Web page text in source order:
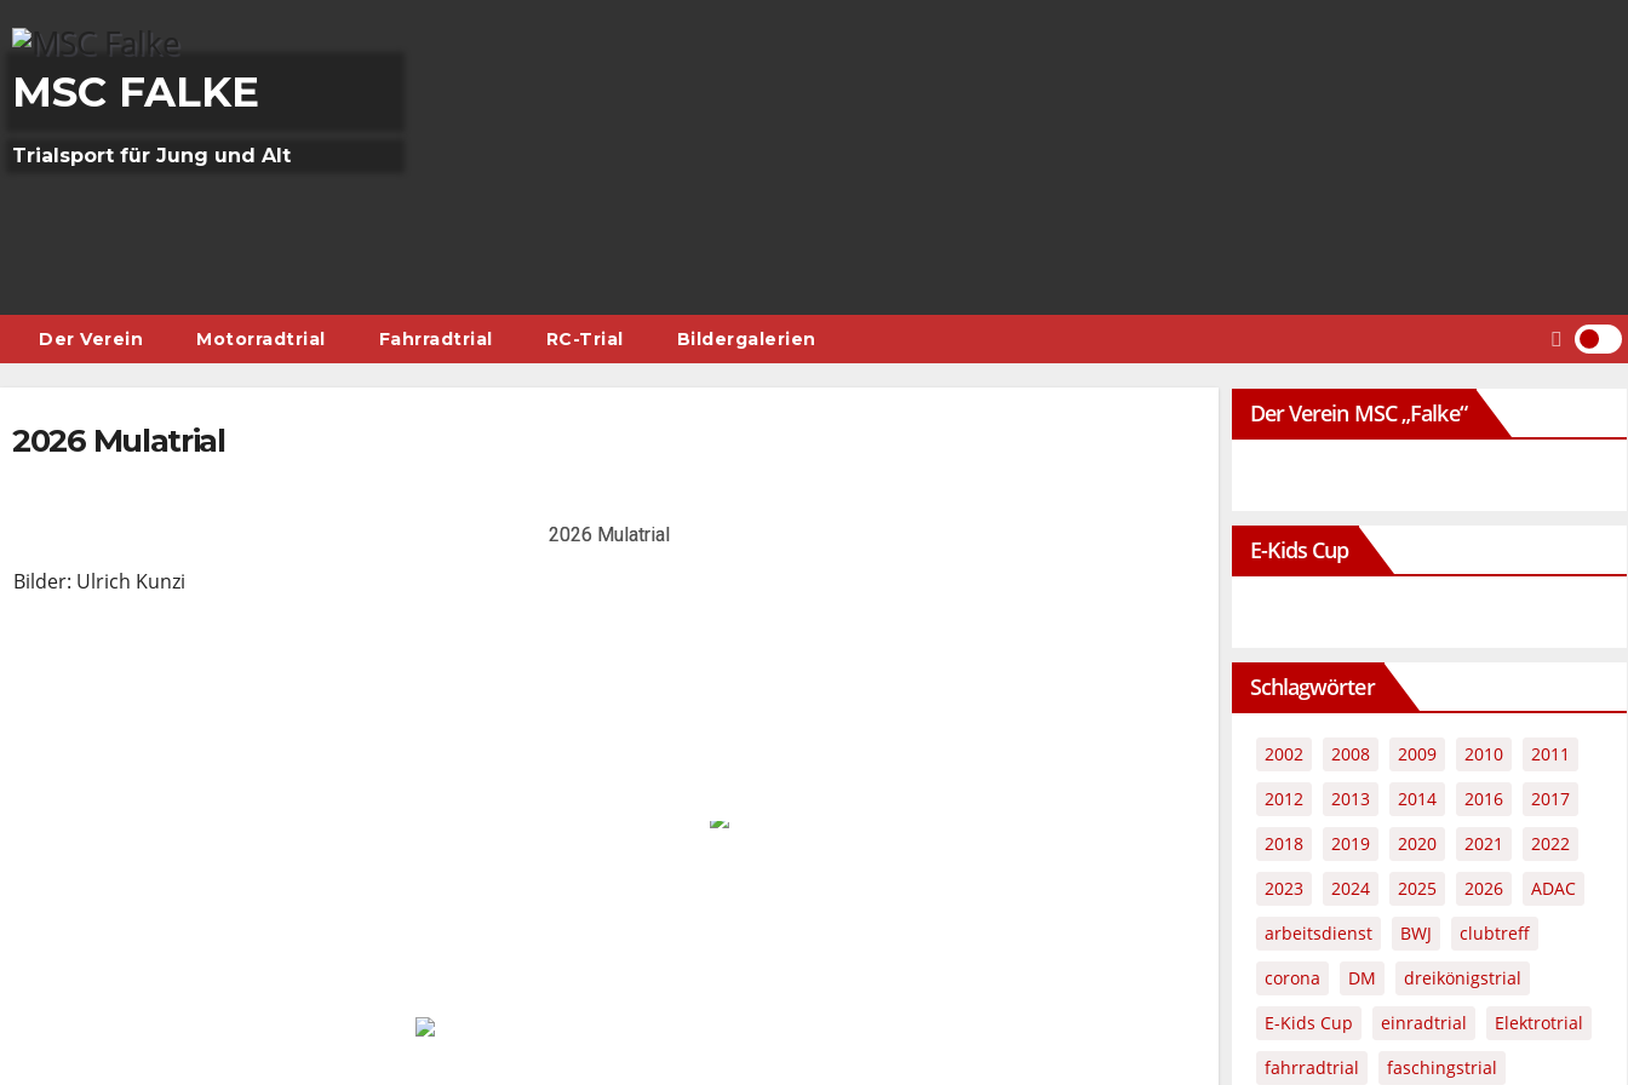
to
content
MSC FALKE
Trialsport für Jung und Alt
Der Verein Motorradtrial Fahrradtrial RC-Trial Bildergalerien
2026 Mulatrial
2026 Mulatrial
Bilder: Ulrich Kunzi
Der Verein MSC „Falke“
E-Kids Cup
Schlagwörter
2002 2008 2009 2010
2011
2012
2013 2014 2016
2017
2018
2019 2020 2021
2022
2023
2024 2025 2026
ADAC
arbeitsdienst
BWJ
clubtreff
corona
DM
dreikönigstrial
E-Kids Cup
einradtrial
Elektrotrial
fahrradtrial
faschingstrial